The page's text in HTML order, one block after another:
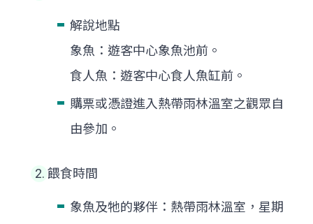
解說地點
象魚：遊客中心象魚池前。
食人魚：遊客中心食人魚缸前。
購票或憑證進入熱帶雨林溫室之觀眾自
由參加。
餵食時間
象魚及牠的夥伴：熱帶雨林溫室，星期